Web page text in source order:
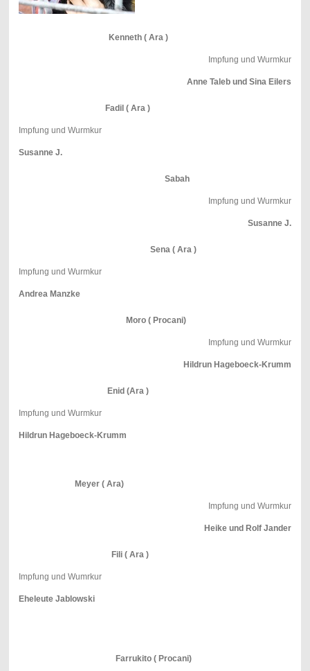
Kenneth ( Ara )
Impfung und Wurmkur
Anne Taleb und Sina Eilers
Fadil ( Ara )
Impfung und Wurmkur
Susanne J.
Sabah
Impfung und Wurmkur
Susanne J.
Sena ( Ara )
Impfung und Wurmkur
Andrea Manzke
Moro ( Procani)
Impfung und Wurmkur
Hildrun Hageboeck-Krumm
Enid (Ara )
Impfung und Wurmkur
Hildrun Hageboeck-Krumm
Meyer ( Ara)
Impfung und Wurmkur
Heike und Rolf Jander
Fili ( Ara )
Impfung und Wumrkur
Eheleute Jablowski
Farrukito ( Procani)